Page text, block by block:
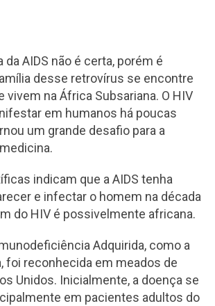
AIDS não é certa, porém é
desse retrovírus se encontre
vivem na África Subsariana. O HIV
em humanos há poucas
um grande desafio para a
indicam que a AIDS tenha
e infectar o homem na década
do HIV é possivelmente africana.
Adquirida, como a
foi reconhecida em meados de
Unidos. Inicialmente, a doença se
em pacientes adultos do